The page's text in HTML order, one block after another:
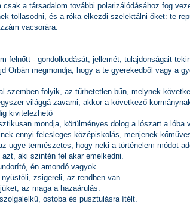
a társadalom további polarizálódásához fog
tollasodni, és a róka elkezdi szelektálni őket: te
vacsorára.
felnőtt - gondolkodását, jellemét, tulajdonságait
Orbán megmondja, hogy a te gyerekedből vagy a
szemben folyik, az tűrhetetlen bűn, melynek
világgá zavarni, akkor a következő
kivitelezhető
mondja, körülményes dolog a lószart a lóba
ennyi felesleges középiskolás, menjenek
ugye természetes, hogy neki a történelem módot
aki szintén fel akar emelkedni.
én amondó vagyok.
zsigereli, az rendben van.
az maga a hazaárulás.
ostoba és pusztulásra ítélt.